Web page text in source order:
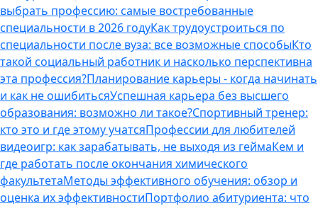
выбрать профессию: самые востребованные
специальности в 2026 годуКак трудоустроиться по
специальности после вуза: все возможные способыКто
такой социальный работник и насколько перспективна
эта профессия?Планирование карьеры - когда начинать
и как не ошибитьсяУспешная карьера без высшего
образования: возможно ли такое?Спортивный тренер:
кто это и где этому учатсяПрофессии для любителей
видеоигр: как зарабатывать, не выходя из геймаКем и
где работать после окончания химического
факультетаМетоды эффективного обучения: обзор и
оценка их эффективностиПортфолио абитуриента: что